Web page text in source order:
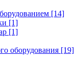
[14]
[1]
[1]
оборудования [19]